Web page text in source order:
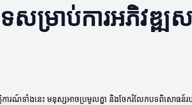
សម្រាប់ការអភិវឌ្ឍ
តិការណ៍ទាំងនេះ មនុស្សអាចប្រមូលគ្នា និងចែករំលែកបទពិសោធ